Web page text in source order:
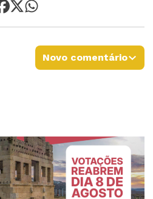
Novo comentário